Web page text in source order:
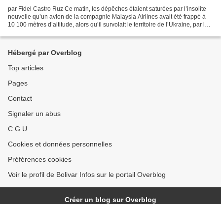
par Fidel Castro Ruz Ce matin, les dépêches étaient saturées par l’insolite
nouvelle qu’un avion de la compagnie Malaysia Airlines avait été frappé à
10 100 mètres d’altitude, alors qu’il survolait le territoire de l’Ukraine, par la
Hébergé par Overblog
Top articles
Pages
Contact
Signaler un abus
C.G.U.
Cookies et données personnelles
Préférences cookies
Voir le profil de Bolivar Infos sur le portail Overblog
Créer un blog sur Overblog